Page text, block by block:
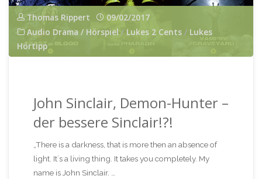
II"
Thomas Rippert
09/02/2017
Audio Drama / Hörspiel / Lukes 2 Cents / Lukes
Hörtipp
John Sinclair, Demon-Hunter –
der bessere Sinclair!?!
„There is a darkness, that is more then an absence of
light. It´s a living thing. It takes you completely. My
name is John Sinclair. …